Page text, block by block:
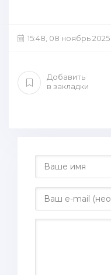
15:48, 08 ноябрь 2025
Добавить
в закладки